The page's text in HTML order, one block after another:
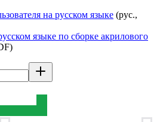
на русском языке (рус.,
языке по сборке акрилового